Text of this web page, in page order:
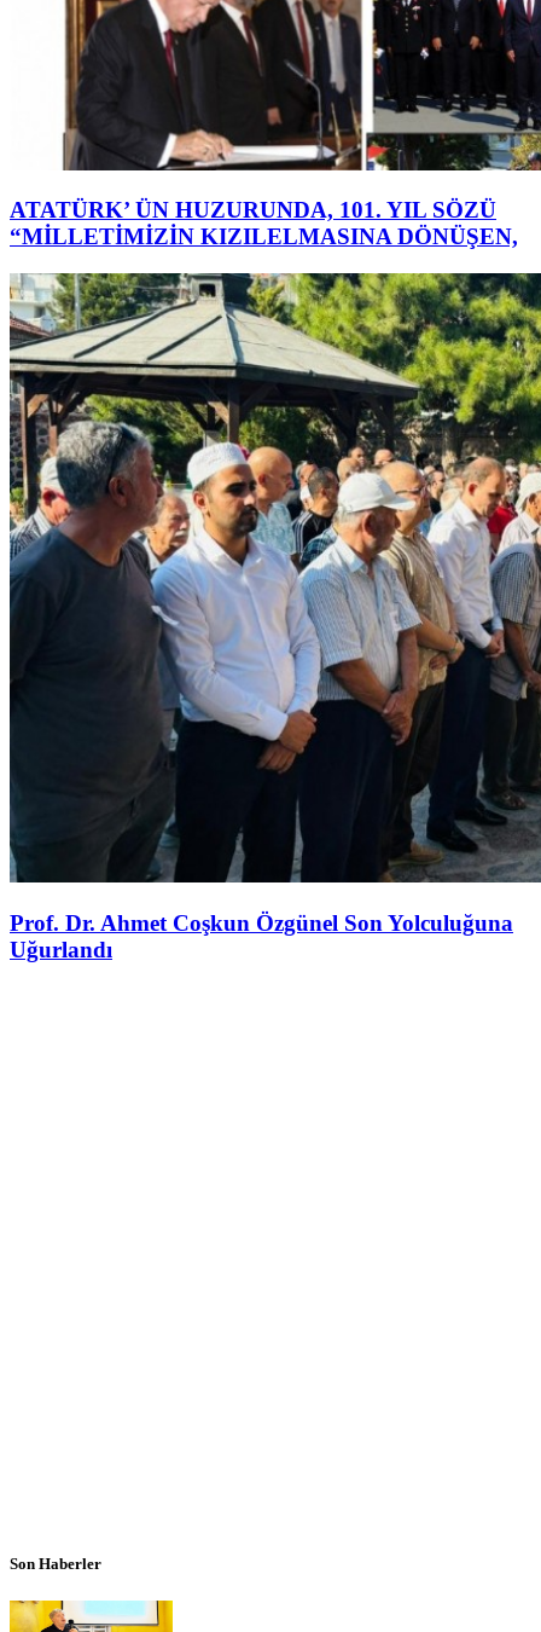
ATATÜRK’ ÜN HUZURUNDA, 101. YIL SÖZÜ
“MİLLETİMİZİN KIZILELMASINA DÖNÜŞEN,
Prof. Dr. Ahmet Coşkun Özgünel Son Yolculuğuna
Uğurlandı
Son Haberler